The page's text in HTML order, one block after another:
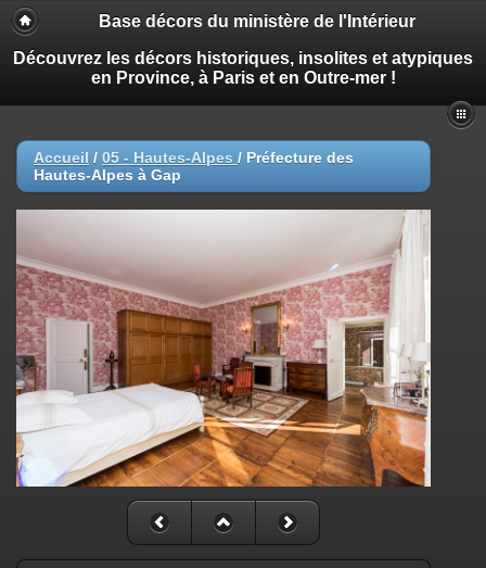
Base décors du ministère de l'Intérieur
Découvrez les décors historiques, insolites et atypiques
en Province, à Paris et en Outre-mer !
Accueil / 05 - Hautes-Alpes / Préfecture des
Hautes-Alpes à Gap